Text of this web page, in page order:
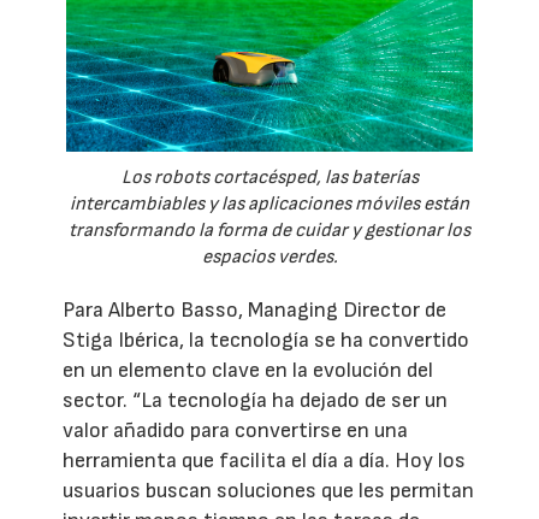
Los robots cortacésped, las baterías
intercambiables y las aplicaciones móviles están
transformando la forma de cuidar y gestionar los
espacios verdes.
Para Alberto Basso, Managing Director de
Stiga Ibérica, la tecnología se ha convertido
en un elemento clave en la evolución del
sector. “La tecnología ha dejado de ser un
valor añadido para convertirse en una
herramienta que facilita el día a día. Hoy los
usuarios buscan soluciones que les permitan